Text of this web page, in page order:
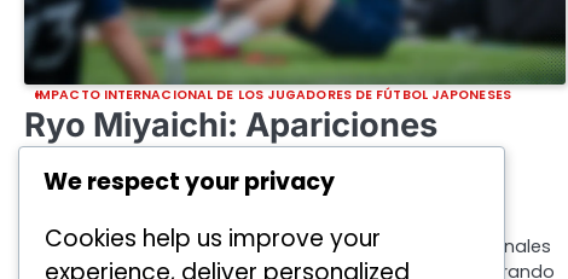
IMPACTO INTERNACIONAL DE LOS JUGADORES DE FÚTBOL JAPONESES
Ryo Miyaichi: Apariciones
internacionales, Significado
cultural, Influencia
Ryo Miyaichi ha tenido notables apariciones internacionales
con la selección nacional de fútbol de Japón, demostrando
We respect your privacy
Cookies help us improve your
experience, deliver personalized